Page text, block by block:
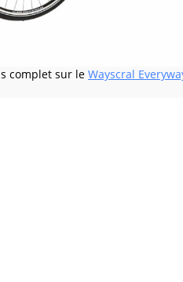
complet sur le Wayscral